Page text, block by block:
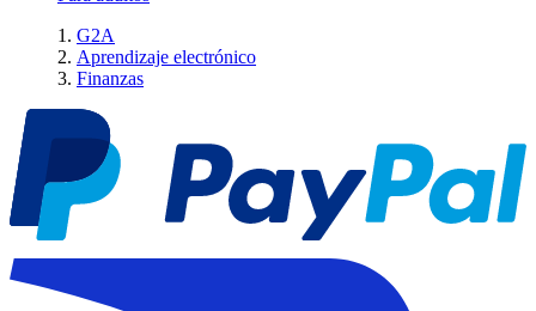
G2A
Aprendizaje electrónico
Finanzas